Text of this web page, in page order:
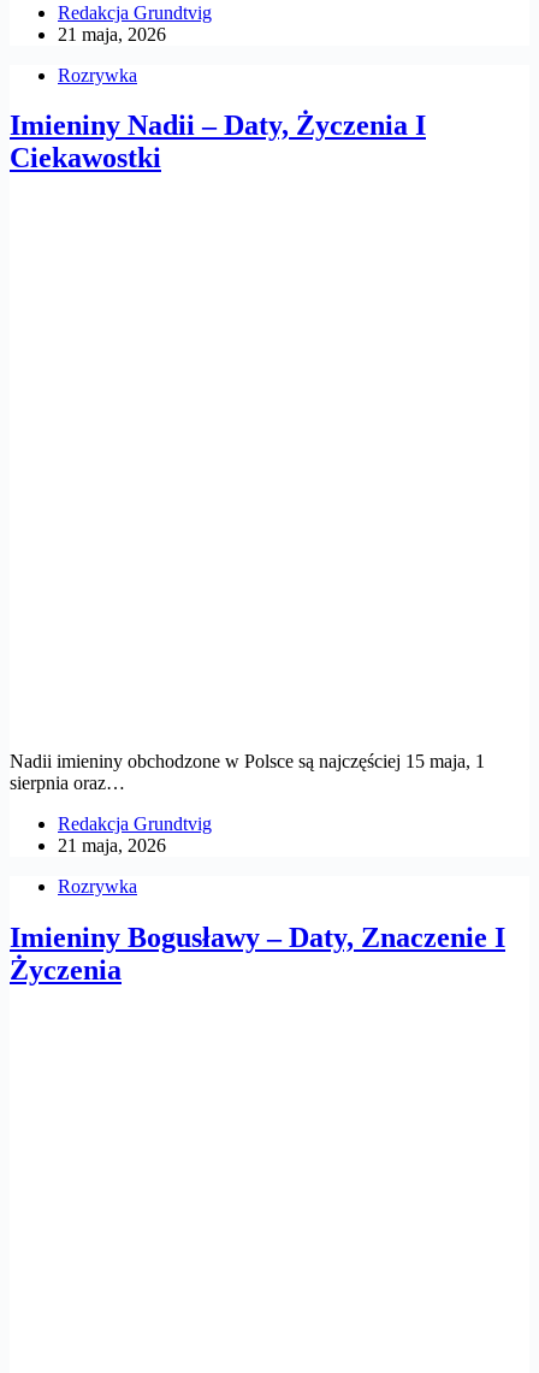
Redakcja Grundtvig
21 maja, 2026
Rozrywka
Imieniny Nadii – Daty, Życzenia I
Ciekawostki
Nadii imieniny obchodzone w Polsce są najczęściej 15 maja, 1
sierpnia oraz…
Redakcja Grundtvig
21 maja, 2026
Rozrywka
Imieniny Bogusławy – Daty, Znaczenie I
Życzenia